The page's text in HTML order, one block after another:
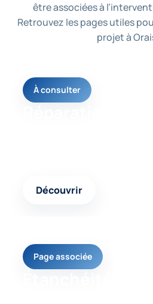
être associées à
Retrouvez les pages utiles
projet à
À consulter
Découvrir
Page associée